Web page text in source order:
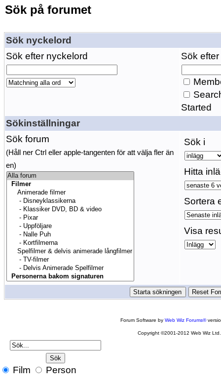
Sök på forumet
Sök nyckelord
Sök efter nyckelord
Sök
Started
Sökinställningar
Sök forum
(Håll ner Ctrl eller apple-tangenten för att välja fler än
en)
Sök i
Hitta
Sortera
Visa
Forum Software byWeb Wiz Forums®
Copyright ©2001-2012 Web Wiz Ltd.
Film Person